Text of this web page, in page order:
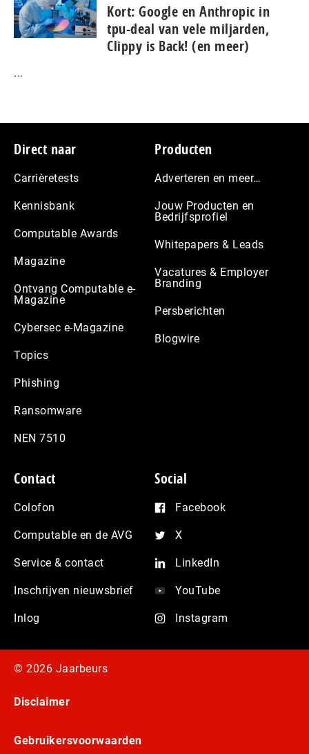
Kort: Google en Anthropic in
tpu-deal van vele miljarden,
Clippy is Back! (en meer)
...
Footer
Direct naar
Carrièretests
Kennisbank
Computable Awards
Magazine
Ontvang Computable e-
Magazine
Cybersec e-Magazine
Topics
Phishing
Ransomware
NEN 7510
Producten
Adverteren en meer…
Jouw Producten en
Bedrijfsprofiel
Whitepapers & Leads
Vacatures & Employer
Branding
Persberichten
Blogwire
Contact
Colofon
Computable en de AVG
Service & contact
Inschrijven nieuwsbrief
Inlog
Social
Facebook
X
LinkedIn
YouTube
Instagram
© 2026 Jaarbeurs
Disclaimer
Gebruikersvoorwaarden